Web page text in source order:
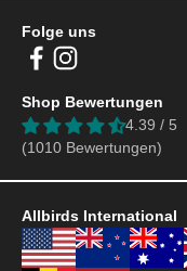
Folge uns
Shop Bewertungen
4.39 / 5
(1010 Bewertungen)
Allbirds International